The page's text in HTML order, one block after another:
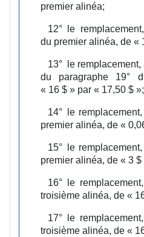
premier alinéa;
12° le
du premier alinéa, de «
13° le remplacement,
du paragraphe 19°
« 16 $ » par « 17,50 $ »;
14° le
premier alinéa, de «
15° le
premier alinéa, de « 3 $
16° le
troisième alinéa, de «
17° le
troisième alinéa, de «